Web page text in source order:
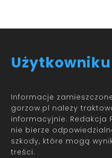
Informacje
gorzow.pl należy
informacyjnie. Redakcja
nie bierze
szkody, które mogą
treści.